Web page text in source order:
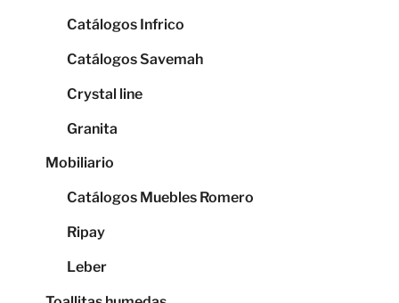
Catálogos Infrico
Catálogos Savemah
Crystal line
Granita
Mobiliario
Catálogos Muebles Romero
Ripay
Leber